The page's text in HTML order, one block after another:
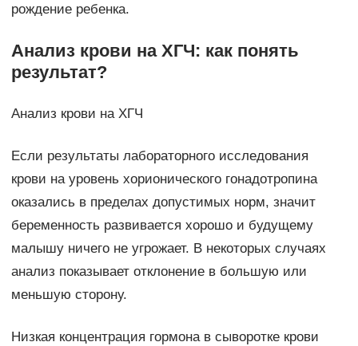
рождение ребенка.
Анализ крови на ХГЧ: как понять
результат?
Анализ крови на ХГЧ
Если результаты лабораторного исследования
крови на уровень хорионического гонадотропина
оказались в пределах допустимых норм, значит
беременность развивается хорошо и будущему
малышу ничего не угрожает. В некоторых случаях
анализ показывает отклонение в большую или
меньшую сторону.
Низкая концентрация гормона в сыворотке крови